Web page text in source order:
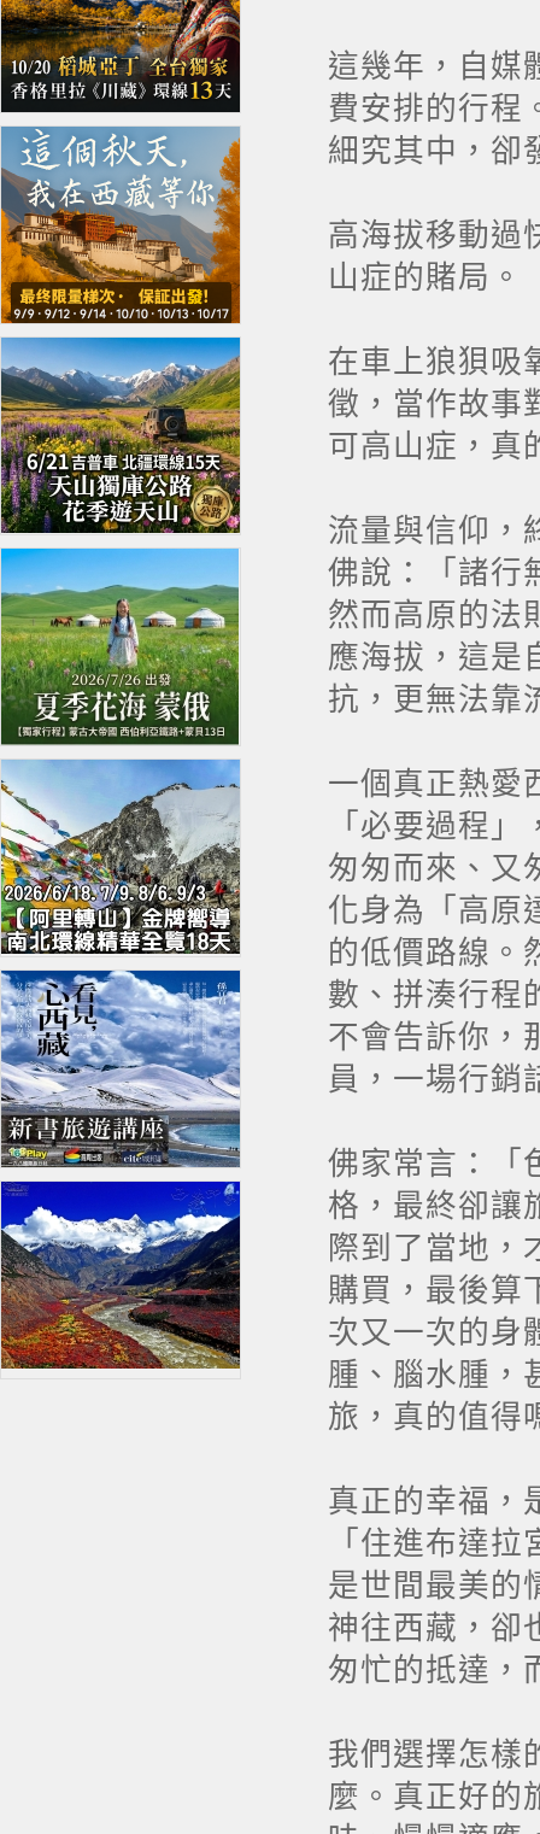
這幾年，自媒
費安排的行程
細究其中，卻
高海拔移動過
山症的賭局。
在車上狼狽吸
徵，當作故事
可高山症，真
流量與信仰，
佛說：「諸行
然而高原的
應海拔，這是
抗，更無法靠
一個真正熱愛
「必要過程
匆匆而來、又
化身為「高原
的低價路線。
數、拼湊行程
不會告訴你，
員，一場行銷
佛家常言：「
格，最終卻讓
際到了當地，
購買，最後算
次又一次的身
腫、腦水腫，
旅，真的值得
真正的幸福，
「住進布達
是世間最美的
神往西藏，
匆忙的抵達，
我們選擇怎樣
麼。真正好的